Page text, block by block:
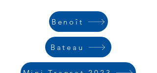
Benoît
Bateau